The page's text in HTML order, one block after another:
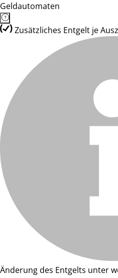
Geldautomaten
Zusätzliches Entgelt je
Änderung des Entgelts unter